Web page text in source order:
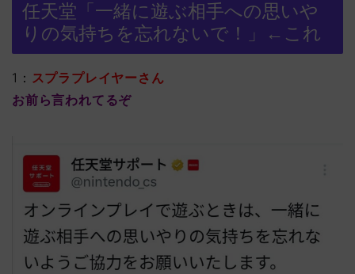
任天堂「一緒に遊ぶ相手への思いや
りの気持ちを忘れないで！」←これ
1： スプラプレイヤーさん
お前ら言われてるぞ